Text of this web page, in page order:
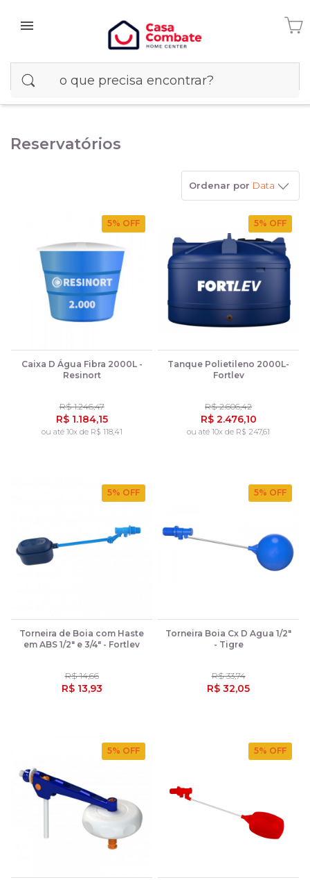
Reservatórios
Ordenar por Data
5% OFF
Caixa D Água Fibra 2000L -
Resinort
R$ 1.246,47
R$ 1.184,15
ou até 10x de R$ 118,41
5% OFF
Tanque Polietileno 2000L-
Fortlev
R$ 2.606,42
R$ 2.476,10
ou até 10x de R$ 247,61
5% OFF
Torneira de Boia com Haste
em ABS 1/2" e 3/4" - Fortlev
R$ 14,66
R$ 13,93
5% OFF
Torneira Boia Cx D Agua 1/2"
- Tigre
R$ 33,74
R$ 32,05
5% OFF 5% OFF